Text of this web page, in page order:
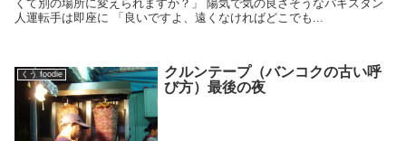
くて別の場所に変えられますか？」 陽気で気の良さそうなパキスタン
人運転手は即座に 「良いですよ、遠くなければどこでも...
くう foodie
クルンテープ（バンコクの古い呼
び方）最後の夜